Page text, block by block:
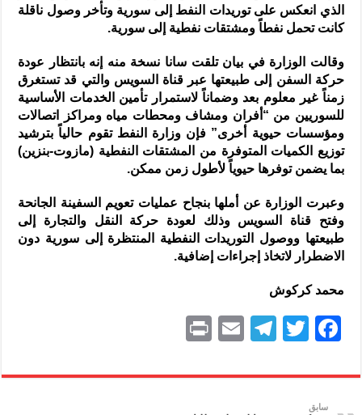
الذي انعكس على توريدات النفط إلى سورية وتأخر وصول ناقلة
كانت تحمل نفطاً ومشتقات نفطية إلى سورية.
وقالت الوزارة في بيان تلقت سانا نسخة منه إنه بانتظار عودة
حركة السفن إلى طبيعتها عبر قناة السويس والتي قد تستغرق
زمناً غير معلوم بعد وضماناً لاستمرار تأمين الخدمات الأساسية
للسوريين من “أفران ومشاف ومحطات مياه ومراكز اتصالات
ومؤسسات حيوية أخرى” فإن وزارة النفط تقوم حالياً بترشيد
توزيع الكميات المتوفرة من المشتقات النفطية (مازوت-بنزين)
بما يضمن توفرها حيوياً لأطول زمن ممكن.
وعبرت الوزارة عن أملها بنجاح عمليات تعويم السفينة الجانحة
وفتح قناة السويس وذلك لعودة حركة النقل والتجارة إلى
طبيعتها ووصول التوريدات النفطية المنتظرة إلى سورية دون
الاضطرار لاتخاذ إجراءات إضافية.
محمد كركوش
F
c
e
T
itt
T
e
gr
E
ai
nt
سابق